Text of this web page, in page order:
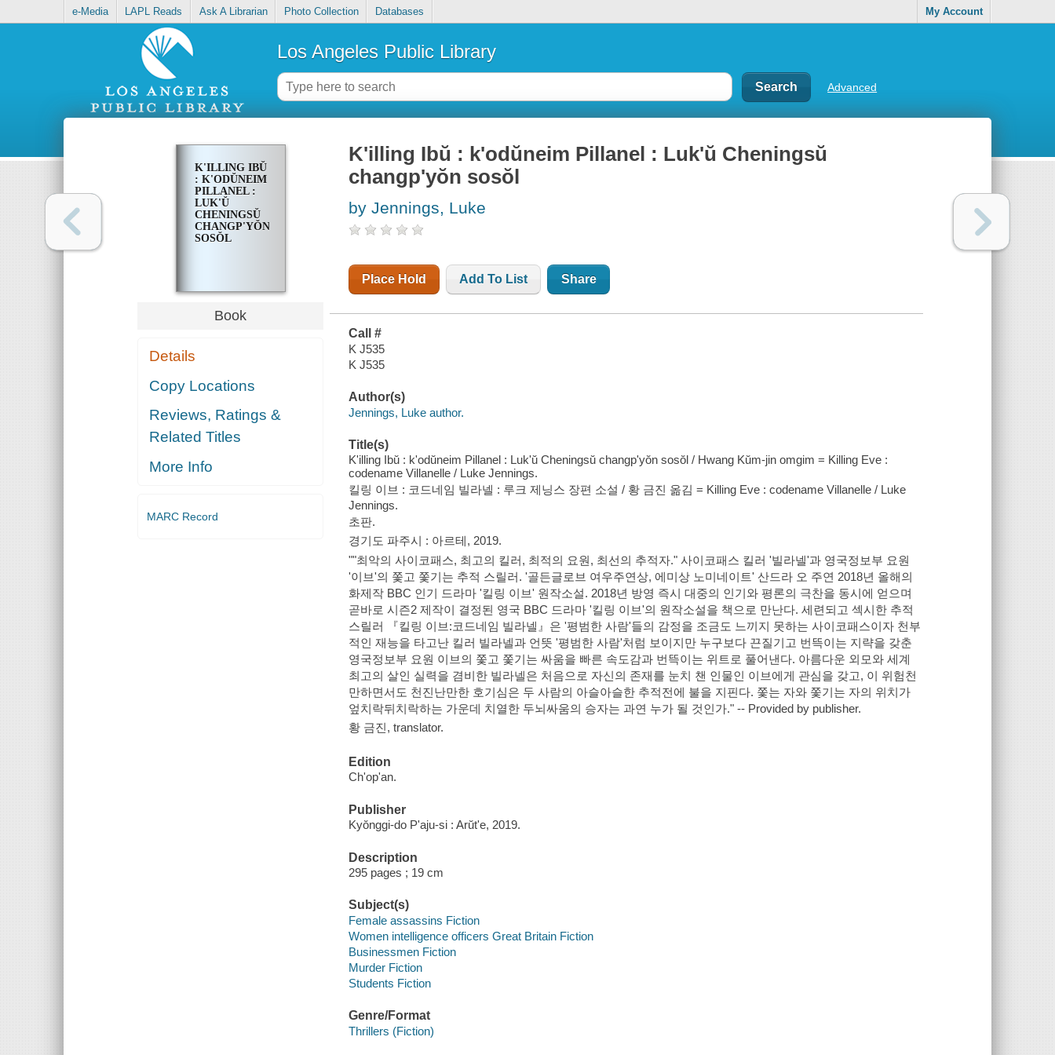
e-Media LAPL Reads Ask A Librarian Photo Collection Databases My Account
Los Angeles Public Library
Advanced
K'ILLING IBŬ
: K'ODŬNEIM
PILLANEL :
LUK'Ŭ
CHENINGSŬ
CHANGP'YŎN
SOSŎL
Book
Details
Copy Locations
Reviews, Ratings &
Related Titles
More Info
MARC Record
K'illing Ibŭ : k'odŭneim Pillanel : Luk'ŭ Cheningsŭ
changp'yŏn sosŏl
by Jennings, Luke
Place Hold Add To List Share
Call #
K J535
K J535
Author(s)
Jennings, Luke author.
Title(s)
K'illing Ibŭ : k'odŭneim Pillanel : Luk'ŭ Cheningsŭ changp'yŏn sosŏl / Hwang Kŭm-jin omgim = Killing Eve :
codename Villanelle / Luke Jennings.
킬링 이브 : 코드네임 빌라넬 : 루크 제닝스 장편 소설 / 황 금진 옮김 = Killing Eve : codename Villanelle / Luke
Jennings.
초판.
경기도 파주시 : 아르테, 2019.
""최악의 사이코패스, 최고의 킬러, 최적의 요원, 최선의 추적자." 사이코패스 킬러 '빌라넬'과 영국정보부 요원
'이브'의 쫓고 쫓기는 추적 스릴러. '골든글로브 여우주연상, 에미상 노미네이트' 산드라 오 주연 2018년 올해의
화제작 BBC 인기 드라마 '킬링 이브' 원작소설. 2018년 방영 즉시 대중의 인기와 평론의 극찬을 동시에 얻으며
곧바로 시즌2 제작이 결정된 영국 BBC 드라마 '킬링 이브'의 원작소설을 책으로 만난다. 세련되고 섹시한 추적
스릴러 『킬링 이브:코드네임 빌라넬』은 '평범한 사람'들의 감정을 조금도 느끼지 못하는 사이코패스이자 천부
적인 재능을 타고난 킬러 빌라넬과 언뜻 '평범한 사람'처럼 보이지만 누구보다 끈질기고 번뜩이는 지략을 갖춘
영국정보부 요원 이브의 쫓고 쫓기는 싸움을 빠른 속도감과 번뜩이는 위트로 풀어낸다. 아름다운 외모와 세계
최고의 살인 실력을 겸비한 빌라넬은 처음으로 자신의 존재를 눈치 챈 인물인 이브에게 관심을 갖고, 이 위험천
만하면서도 천진난만한 호기심은 두 사람의 아슬아슬한 추적전에 불을 지핀다. 쫓는 자와 쫓기는 자의 위치가
엎치락뒤치락하는 가운데 치열한 두뇌싸움의 승자는 과연 누가 될 것인가." -- Provided by publisher.
황 금진, translator.
Edition
Ch'op'an.
Publisher
Kyŏnggi-do P'aju-si : Arŭt'e, 2019.
Description
295 pages ; 19 cm
Subject(s)
Female assassins Fiction
Women intelligence officers Great Britain Fiction
Businessmen Fiction
Murder Fiction
Students Fiction
Genre/Format
Thrillers (Fiction)